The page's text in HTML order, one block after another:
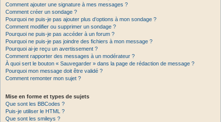
Comment ajouter une signature à mes messages ?
Comment créer un sondage ?
Pourquoi ne puis-je pas ajouter plus d’options à mon sondage ?
Comment modifier ou supprimer un sondage ?
Pourquoi ne puis-je pas accéder à un forum ?
Pourquoi ne puis-je pas joindre des fichiers à mon message ?
Pourquoi ai-je reçu un avertissement ?
Comment rapporter des messages à un modérateur ?
À quoi sert le bouton « Sauvegarder » dans la page de rédaction de message ?
Pourquoi mon message doit être validé ?
Comment remonter mon sujet ?
Mise en forme et types de sujets
Que sont les BBCodes ?
Puis-je utiliser le HTML ?
Que sont les smileys ?